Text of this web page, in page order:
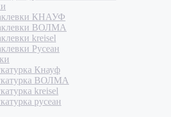
КНАУФ
ВОЛМА
kreisel
Русеан
Кнауф
ВОЛМА
kreisel
русеан